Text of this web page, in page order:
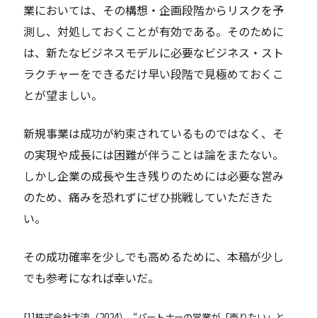
業においては、その構想・企画段階からリスクを予
測し、対処しておくことが有効である。そのために
は、新たなビジネスモデルに必要なビジネス・スト
ラクチャーをできるだけ早い段階で見極めておくこ
とが望ましい。
新規事業は成功が約束されているものではなく、そ
の実現や成長には困難が伴うことは論をまたない。
しかし企業の成長や生き残りのためには必要な営み
のため、痛みを恐れずにぜひ挑戦していただきた
い。
その成功確率を少しでも高めるために、本稿が少し
でも参考になれば幸いだ。